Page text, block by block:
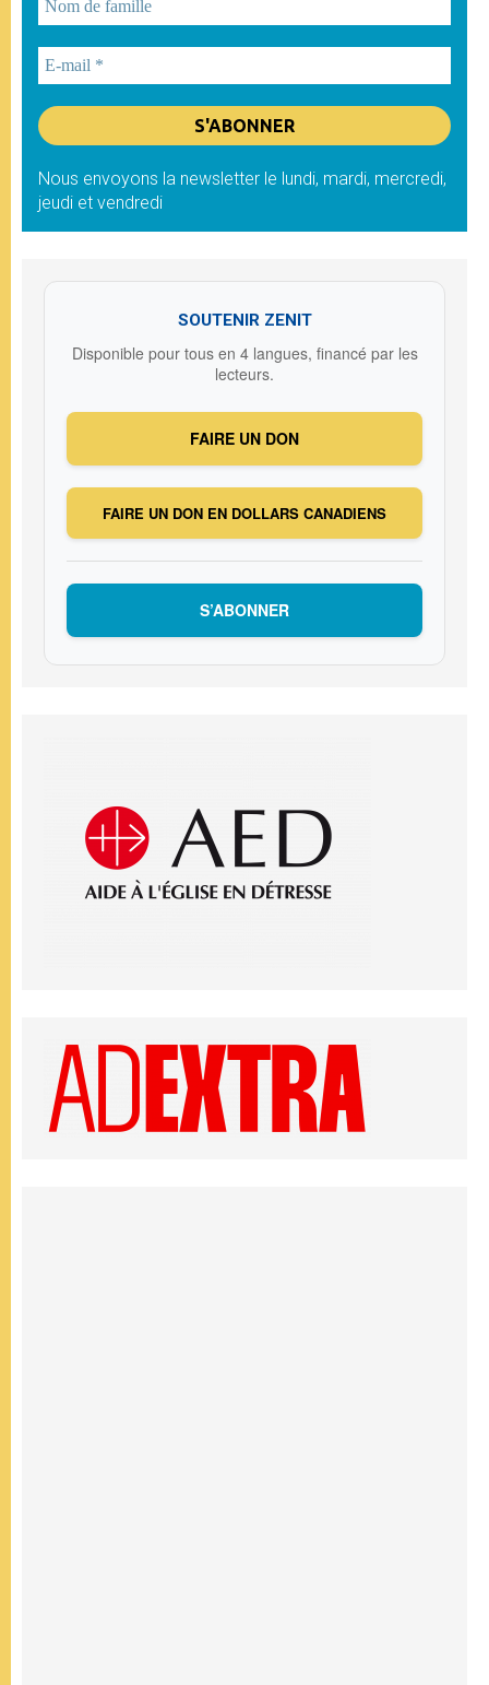
Nous envoyons la newsletter le lundi, mardi, mercredi,
jeudi et vendredi
SOUTENIR ZENIT
Disponible pour tous en 4 langues, financé par les
lecteurs.
FAIRE UN DON
FAIRE UN DON EN DOLLARS CANADIENS
S’ABONNER